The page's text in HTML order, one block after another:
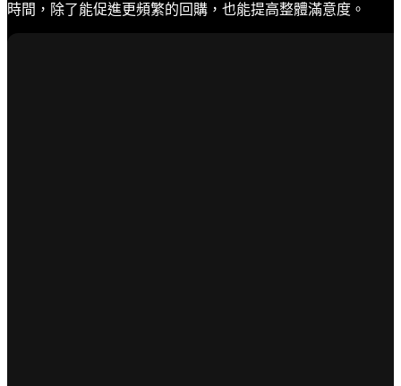
時間，除了能促進更頻繁的回購，也能提高整體滿意度。